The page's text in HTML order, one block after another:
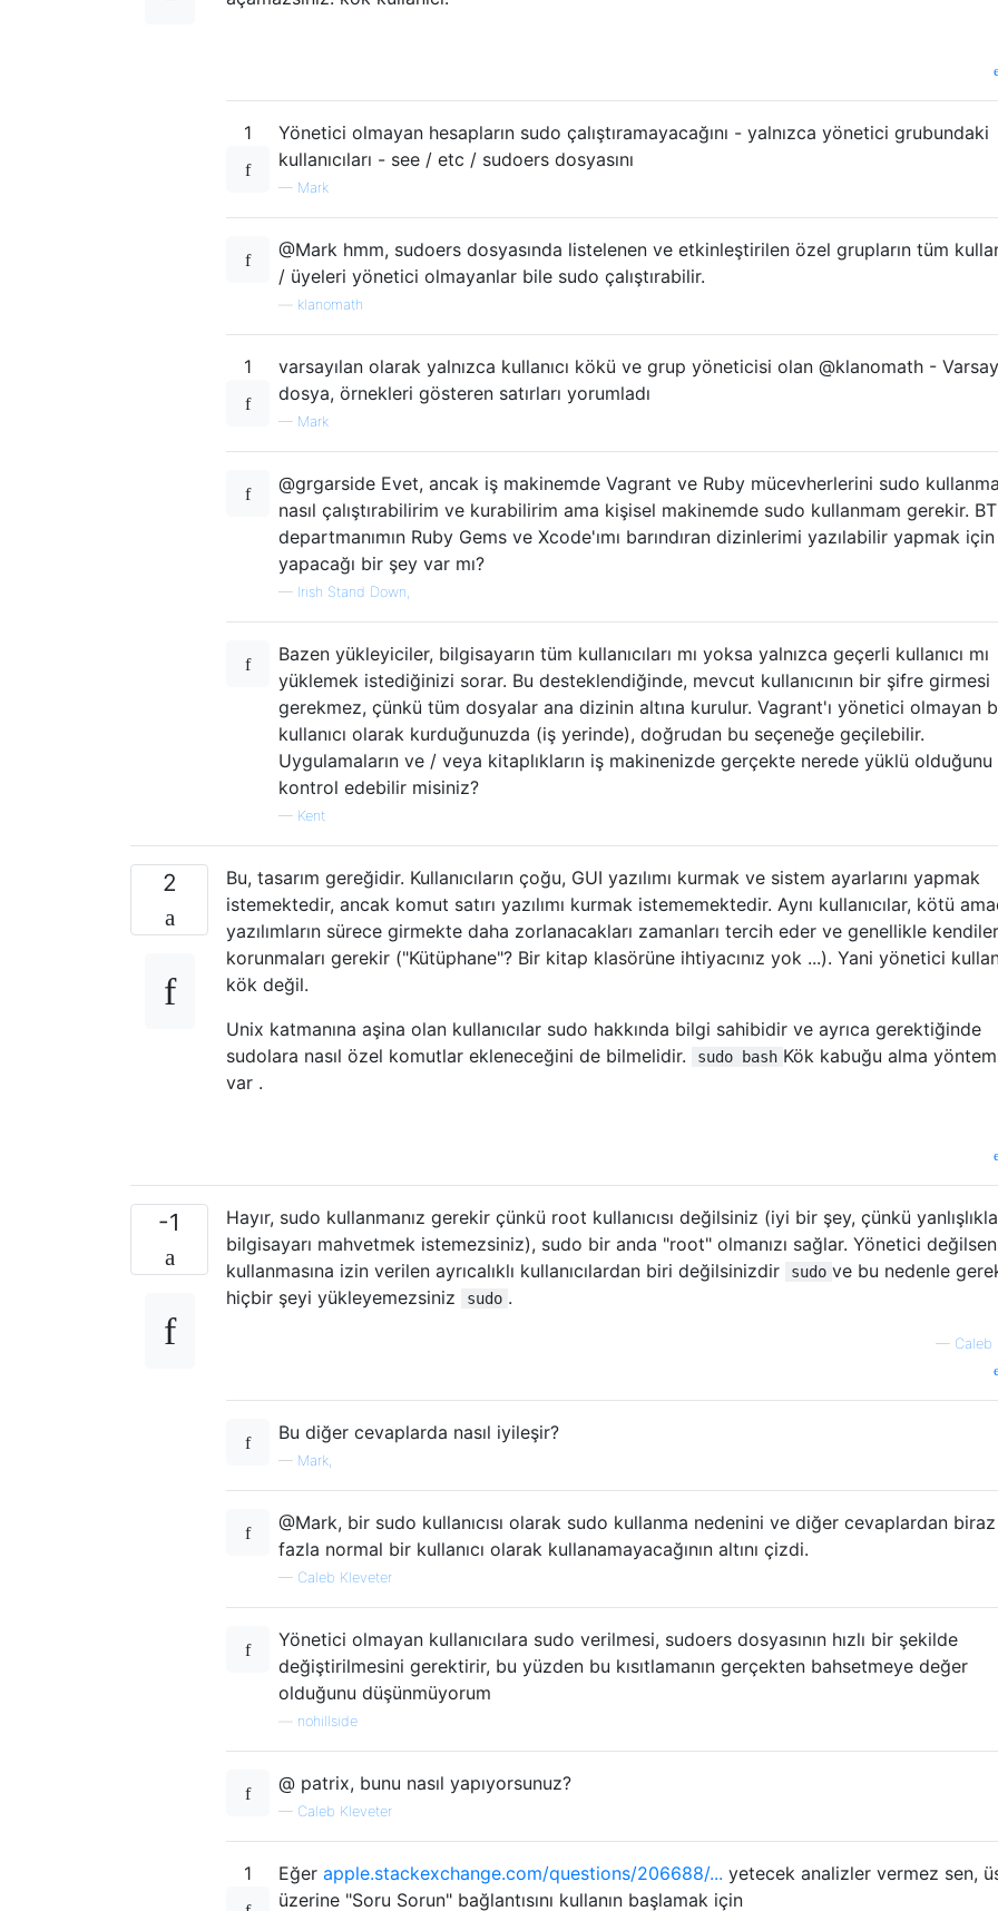
1
Yönetici olmayan hesapların sudo çalıştıramayacağını - yalnızca yönetici grubundaki
kullanıcıları - see / etc / sudoers dosyasını
— Mark
@Mark hmm, sudoers dosyasında listelenen ve etkinleştirilen özel grupların tüm
/ üyeleri yönetici olmayanlar bile sudo çalıştırabilir.
klanomath
1
varsayılan olarak yalnızca kullanıcı kökü ve grup yöneticisi olan @klanomath -
dosya, örnekleri gösteren satırları yorumladı
— Mark
@grgarside Evet, ancak iş makinemde Vagrant ve Ruby mücevherlerini sudo
nasıl çalıştırabilirim ve kurabilirim ama kişisel makinemde sudo kullanmam gerekir. BT
departmanımın Ruby Gems ve Xcode'ımı barındıran dizinlerimi yazılabilir yapmak için
yapacağı bir şey var mı?
— Irish Stand Down,
Bazen yükleyiciler, bilgisayarın tüm kullanıcıları mı yoksa yalnızca geçerli kullanıcı mı
yüklemek istediğinizi sorar. Bu desteklendiğinde, mevcut kullanıcının bir şifre girmesi
gerekmez, çünkü tüm dosyalar ana dizinin altına kurulur. Vagrant'ı yönetici olmayan
kullanıcı olarak kurduğunuzda (iş yerinde), doğrudan bu seçeneğe geçilebilir.
Uygulamaların ve / veya kitaplıkların iş makinenizde gerçekte nerede yüklü olduğunu
kontrol edebilir misiniz?
— Kent
2
Bu, tasarım gereğidir. Kullanıcıların çoğu, GUI yazılımı kurmak ve sistem ayarlarını yapmak
istemektedir, ancak komut satırı yazılımı kurmak istememektedir. Aynı kullanıcılar, kötü
yazılımların sürece girmekte daha zorlanacakları zamanları tercih eder ve genellikle
korunmaları gerekir ("Kütüphane"? Bir kitap klasörüne ihtiyacınız yok ...). Yani yönetici
kök değil.
Unix katmanına aşina olan kullanıcılar sudo hakkında bilgi sahibidir ve ayrıca gerektiğinde
sudolara nasıl özel komutlar ekleneceğini de bilmelidir.
sudo bash Kök kabuğu alma
var .
-1
Hayır, sudo kullanmanız gerekir çünkü root kullanıcısı değilsiniz (iyi bir şey, çünkü yanlışlıkla
bilgisayarı mahvetmek istemezsiniz), sudo bir anda "root" olmanızı sağlar. Yönetici
kullanmasına izin verilen ayrıcalıklı kullanıcılardan biri değilsinizdir
sudo ve bu nedenle
hiçbir şeyi yükleyemezsiniz
sudo .
— Caleb
Bu diğer cevaplarda nasıl iyileşir?
— Mark,
@Mark, bir sudo kullanıcısı olarak sudo kullanma nedenini ve diğer cevaplardan
fazla normal bir kullanıcı olarak kullanamayacağının altını çizdi.
— Caleb Kleveter
Yönetici olmayan kullanıcılara sudo verilmesi, sudoers dosyasının hızlı bir şekilde
değiştirilmesini gerektirir, bu yüzden bu kısıtlamanın gerçekten bahsetmeye değer
olduğunu düşünmüyorum
nohillside
@ patrix, bunu nasıl yapıyorsunuz?
— Caleb Kleveter
1 Eğer apple.stackexchange.com/questions/206688/... yetecek analizler vermez sen,
üzerine "Soru Sorun" bağlantısını kullanın başlamak için